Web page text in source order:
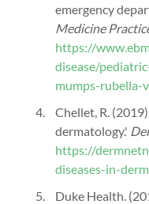
emergency
Medicine
https://
disease/
mumps-rubella-
Chellet, R.
dermatology.'
https://
diseases-in-
Duke Health.